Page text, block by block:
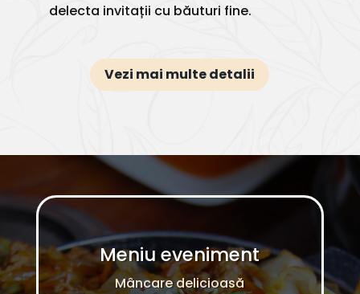
delecta invitații cu băuturi fine.
Vezi mai multe detalii
Meniu eveniment
Mâncare delicioasă